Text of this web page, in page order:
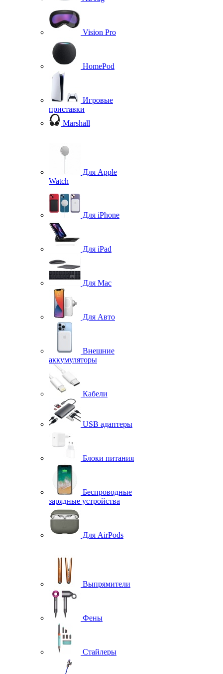
Vision Pro
HomePod
Игровые
приставки
Marshall
Для Apple
Watch
Для iPhone
Для iPad
Для Mac
Для Авто
Внешние
аккумуляторы
Кабели
USB адаптеры
Блоки питания
Беспроводные
зарядные устройства
Для AirPods
Выпрямители
Фены
Стайлеры